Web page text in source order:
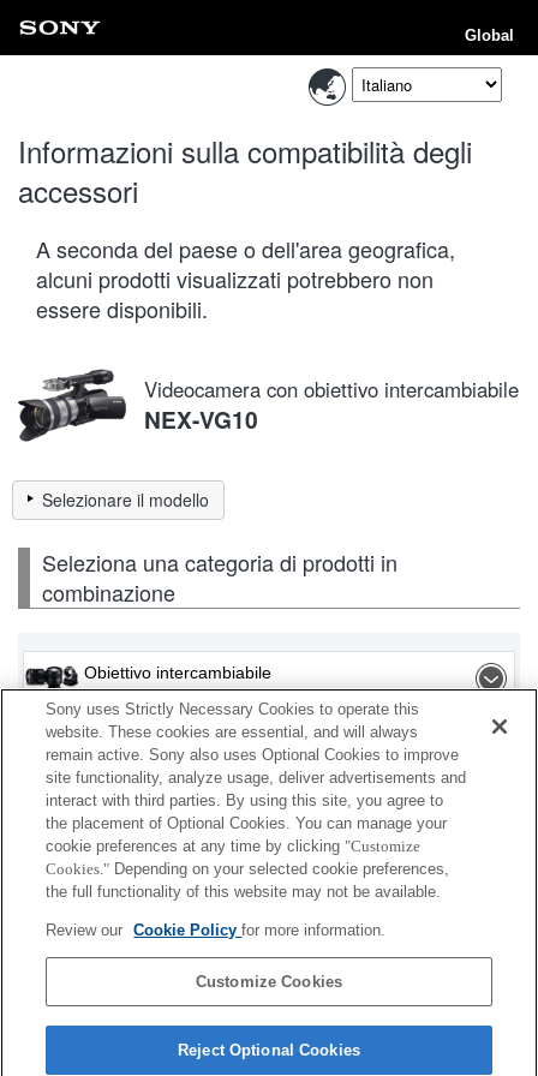
Global
Informazioni sulla compatibilità degli
accessori
A seconda del paese o dell'area geografica,
alcuni prodotti visualizzati potrebbero non
essere disponibili.
Videocamera con obiettivo intercambiabile
NEX-VG10
Selezionare il modello
Seleziona una categoria di prodotti in
combinazione
Obiettivo intercambiabile
Flash / Lampada
Scheda di memoria
Alimentazione
Accessori
A seconda del paese o dell'area geografica, alcuni
prodotti visualizzati potrebbero non essere
Sony uses Strictly Necessary Cookies to operate this
website. These cookies are essential, and will always
remain active. Sony also uses Optional Cookies to improve
site functionality, analyze usage, deliver advertisements and
interact with third parties. By using this site, you agree to
the placement of Optional Cookies. You can manage your
cookie preferences at any time by clicking "Customize
Cookies." Depending on your selected cookie preferences,
the full functionality of this website may not be available.
Review our Cookie Policyfor more information.
Customize Cookies
Reject Optional Cookies